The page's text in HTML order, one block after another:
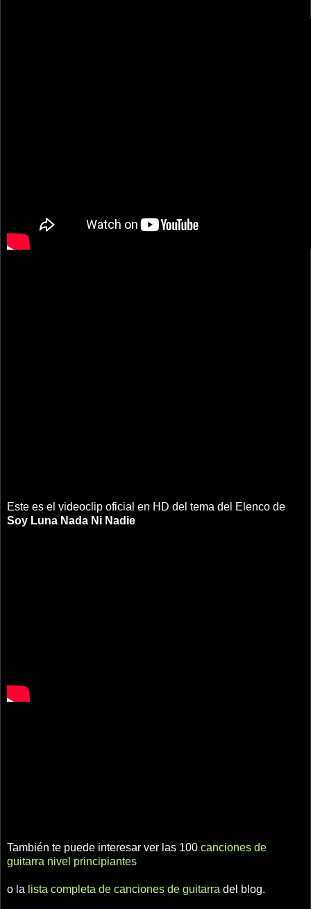
Este es el videoclip oficial en HD del tema del Elenco de
Soy Luna Nada Ni Nadie
También te puede interesar ver las 100 canciones de
guitarra nivel principiantes
o la lista completa de canciones de guitarra del blog.